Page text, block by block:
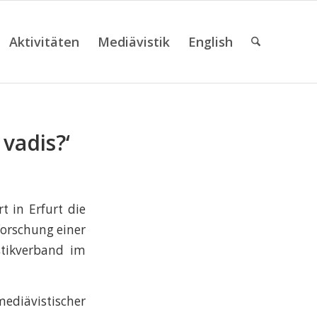
Aktivitäten Mediävistik English
in Erfurt die
einer
im